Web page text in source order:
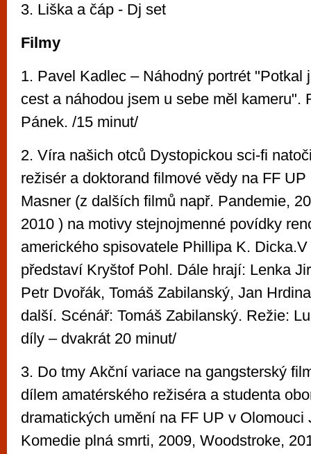
3. Liška a čáp - Dj set
Filmy
1. Pavel Kadlec – Náhodný portrét "Potkal
cest a náhodou jsem u sebe měl kameru".
Pánek. /15 minut/
2. Víra našich otců Dystopickou sci-fi
režisér a doktorand filmové vědy na FF
Masner (z dalších filmů např. Pandemie,
2010 ) na motivy stejnojmenné povídky
amerického spisovatele Phillipa K.
představí Kryštof Pohl. Dále hrají: Lenka
Petr Dvořák, Tomáš Zabilanský, Jan
další. Scénář: Tomáš Zabilanský. Režie:
díly – dvakrát 20 minut/
3. Do tmy Akční variace na gangsterský
dílem amatérského režiséra a studenta
dramatických umění na FF UP v Olomouci
Komedie plná smrti, 2009, Woodstroke,